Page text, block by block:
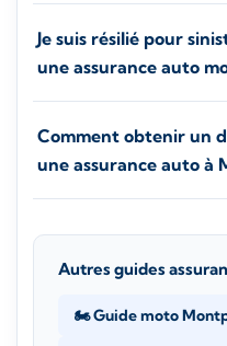
Je suis résilié pour
une assurance auto
Comment obtenir un
une assurance auto à
Autres guides
🏍️ Guide moto